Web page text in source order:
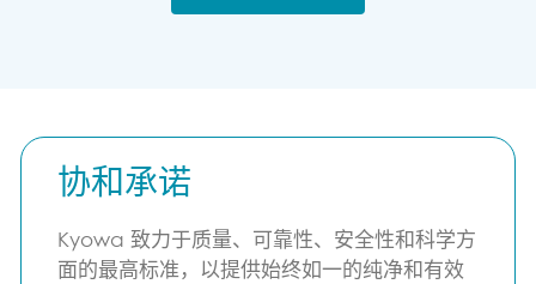
协和承诺
Kyowa 致力于质量、可靠性、安全性和科学方
面的最高标准，以提供始终如一的纯净和有效